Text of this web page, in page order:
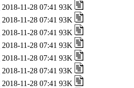
2018-11-28 07:41 93K
2018-11-28 07:41 93K
2018-11-28 07:41 93K
2018-11-28 07:41 93K
2018-11-28 07:41 93K
2018-11-28 07:41 93K
2018-11-28 07:41 93K